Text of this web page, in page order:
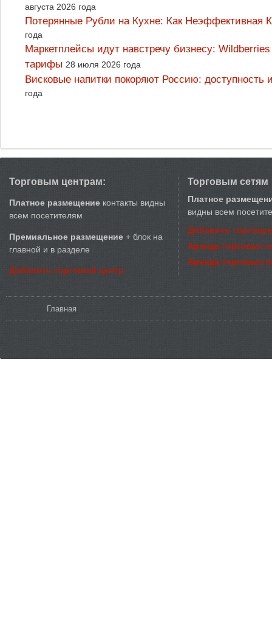
августа 2026 года
Потерянные Рубли на Кухне: Как
года
Маркетплейсы идут навстречу бизнесу:
тарифы 28 июля 2026 года
Висковые напитки покоряют Россию:
года
Торговым центрам:
Платное размещение контакты видны
всем посетителям
Премиальное размещение + блок на
главной и в разделе
Добавить торговый центр
Торговым сетям
Платное
видны всем
Добавить
Аренда торговых
Аренда торговых
Главная